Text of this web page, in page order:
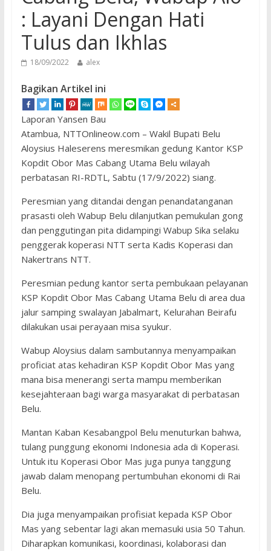
: Layani Dengan Hati
Tulus dan Ikhlas
18/09/2022 alex
Bagikan Artikel ini
Laporan Yansen Bau
Atambua, NTTOnlineow.com – Wakil Bupati Belu
Aloysius Haleserens meresmikan gedung Kantor KSP
Kopdit Obor Mas Cabang Utama Belu wilayah
perbatasan RI-RDTL, Sabtu (17/9/2022) siang.
Peresmian yang ditandai dengan penandatanganan
prasasti oleh Wabup Belu dilanjutkan pemukulan gong
dan penggutingan pita didampingi Wabup Sika selaku
penggerak koperasi NTT serta Kadis Koperasi dan
Nakertrans NTT.
Peresmian pedung kantor serta pembukaan pelayanan
KSP Kopdit Obor Mas Cabang Utama Belu di area dua
jalur samping swalayan Jabalmart, Kelurahan Beirafu
dilakukan usai perayaan misa syukur.
Wabup Aloysius dalam sambutannya menyampaikan
proficiat atas kehadiran KSP Kopdit Obor Mas yang
mana bisa menerangi serta mampu memberikan
kesejahteraan bagi warga masyarakat di perbatasan
Belu.
Mantan Kaban Kesabangpol Belu menuturkan bahwa,
tulang punggung ekonomi Indonesia ada di Koperasi.
Untuk itu Koperasi Obor Mas juga punya tanggung
jawab dalam menopang pertumbuhan ekonomi di Rai
Belu.
Dia juga menyampaikan profisiat kepada KSP Obor
Mas yang sebentar lagi akan memasuki usia 50 Tahun.
Diharapkan komunikasi, koordinasi, kolaborasi dan